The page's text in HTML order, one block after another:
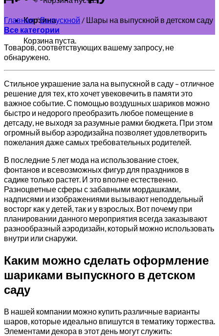
Корзина
Корзина пуста.
Главная/Выпускной / Шары на выпускной в детском саду
Все категории
Товаров, соответствующих вашему запросу, не
обнаружено.
Стильное украшение зала на выпускной в саду – отличное
решение для тех, кто хочет увековечить в памяти это
важное событие. С помощью воздушных шариков можно
быстро и недорого преобразить любое помещение в
детсаду, не выходя за разумные рамки бюджета. При этом
огромный выбор аэродизайна позволяет удовлетворить
пожелания даже самых требовательных родителей.
В последние 5 лет мода на использование стоек,
фонтанов и всевозможных фигур для праздников в
садике только растет. И это вполне естественно.
Разноцветные сферы с забавными мордашками,
надписями и изображениями вызывают неподдельный
восторг как у детей, так и у взрослых. Вот почему при
планировании данного мероприятия всегда заказывают
разнообразный аэродизайн, который можно использовать
внутри или снаружи.
Каким можно сделать оформление
шариками выпускного в детском
саду
В нашей компании можно купить различные варианты
шаров, которые идеально впишутся в тематику торжества.
Элементами декора в этот день могут служить: